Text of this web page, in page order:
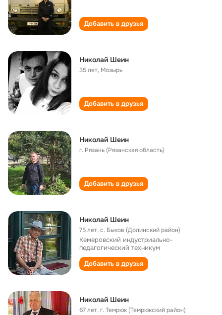
Добавить в друзья
Николай Шеин
35 лет, Мозырь
Добавить в друзья
Николай Шеин
г. Рязань (Рязанская область)
Добавить в друзья
Николай Шеин
75 лет,с. Быков (Долинский район)
Кемеровский индустриально-
педагогический техникум
Добавить в друзья
Николай Шеин
67 лет,г. Темрюк (Темрюкский район)